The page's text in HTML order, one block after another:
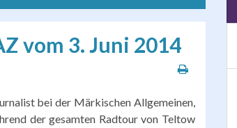
vom 3. Juni 2014
bei der Märkischen Allgemeinen,
der gesamten Radtour von Teltow